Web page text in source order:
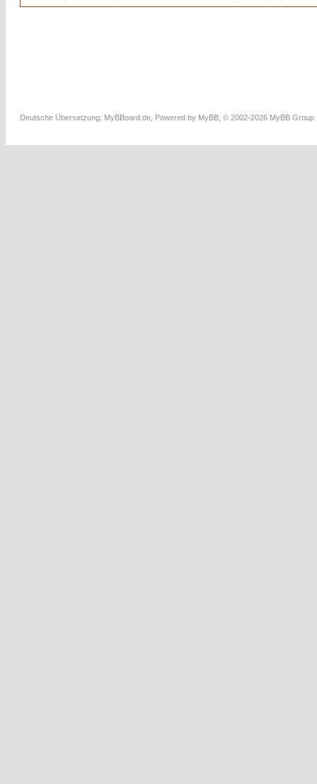
Deutsche Übersetzung: MyBBoard.de , Powered by MyBB , © 2002-2026 MyBB Group